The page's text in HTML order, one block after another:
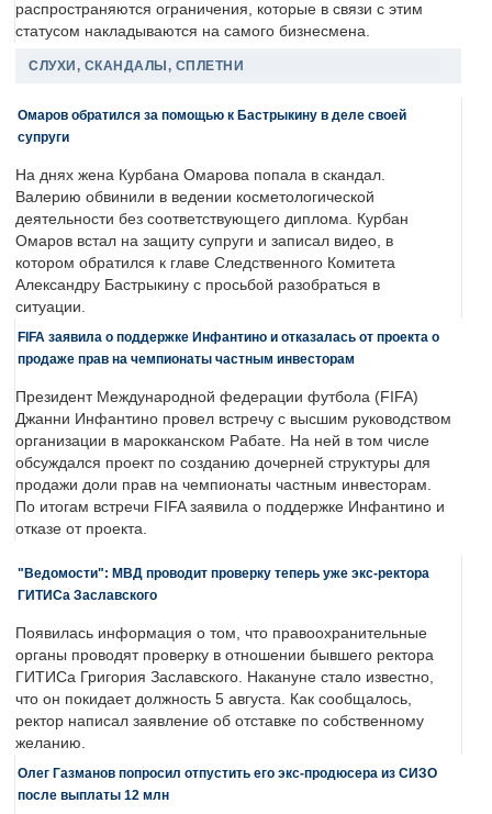
распространяются ограничения, которые в связи с этим
статусом накладываются на самого бизнесмена.
СЛУХИ, СКАНДАЛЫ, СПЛЕТНИ
Омаров обратился за помощью к Бастрыкину в деле своей
супруги
На днях жена Курбана Омарова попала в скандал.
Валерию обвинили в ведении косметологической
деятельности без соответствующего диплома. Курбан
Омаров встал на защиту супруги и записал видео, в
котором обратился к главе Следственного Комитета
Александру Бастрыкину с просьбой разобраться в
ситуации.
FIFA заявила о поддержке Инфантино и отказалась от проекта о
продаже прав на чемпионаты частным инвесторам
Президент Международной федерации футбола (FIFA)
Джанни Инфантино провел встречу с высшим руководством
организации в марокканском Рабате. На ней в том числе
обсуждался проект по созданию дочерней структуры для
продажи доли прав на чемпионаты частным инвесторам.
По итогам встречи FIFA заявила о поддержке Инфантино и
отказе от проекта.
"Ведомости": МВД проводит проверку теперь уже экс-ректора
ГИТИСа Заславского
Появилась информация о том, что правоохранительные
органы проводят проверку в отношении бывшего ректора
ГИТИСа Григория Заславского. Накануне стало известно,
что он покидает должность 5 августа. Как сообщалось,
ректор написал заявление об отставке по собственному
желанию.
Олег Газманов попросил отпустить его экс-продюсера из СИЗО
после выплаты 12 млн